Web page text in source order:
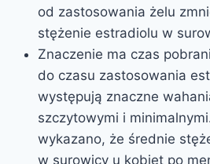
od zastosowania żelu
stężenie estradiolu w
Znaczenie ma czas
do czasu zastosowania
występują znaczne
szczytowymi i
wykazano, że średnie
w surowicy u kobiet po